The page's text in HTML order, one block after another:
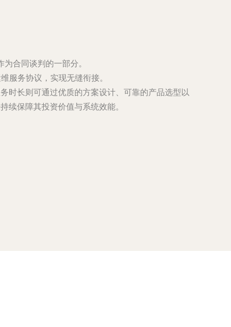
合同谈判的一部分。
服务协议，实现无缝衔接。
时长则可通过优质的方案设计、可靠的产品选型以
续保障其投资价值与系统效能。